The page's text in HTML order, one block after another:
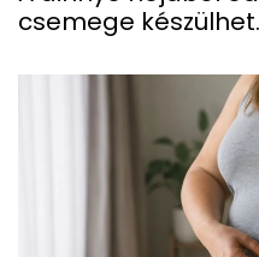
csemege készülhet.